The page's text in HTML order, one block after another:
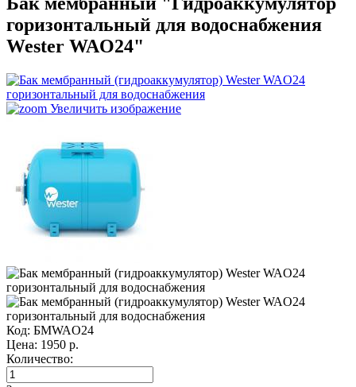
горизонтальный для водоснабжения
Wester WAO24"
Увеличить изображение
Код: БМWAO24
Цена: 1950 р.
Количество: